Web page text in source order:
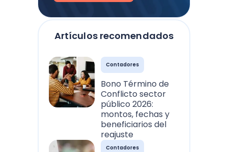
Artículos recomendados
Contadores
Bono Término de
Conflicto sector
público 2026:
montos, fechas y
beneficiarios del
reajuste
Contadores